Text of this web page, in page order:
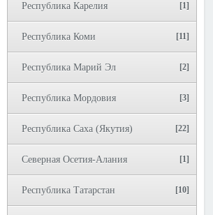
Республика Карелия [1]
Республика Коми [11]
Республика Марий Эл [2]
Республика Мордовия [3]
Республика Саха (Якутия) [22]
Северная Осетия-Алания [1]
Республика Татарстан [10]